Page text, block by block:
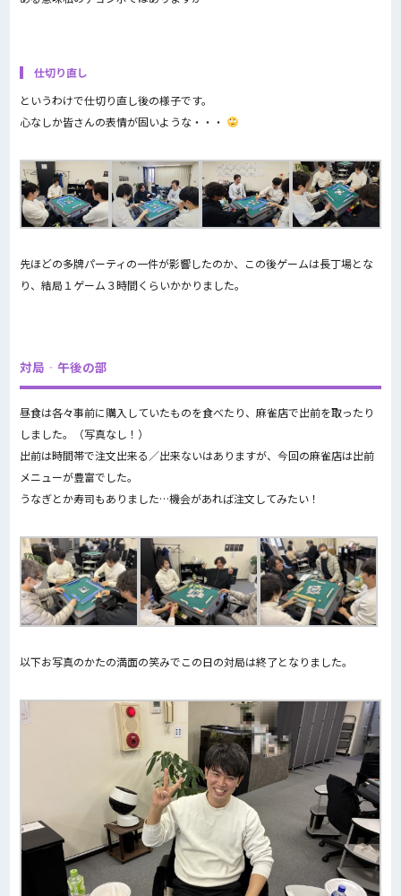
仕切り直し
というわけで仕切り直し後の様子です。
心なしか皆さんの表情が固いような・・・
先ほどの多牌パーティの一件が影響したのか、この後ゲームは長丁場とな
り、結局１ゲーム３時間くらいかかりました。
対局‐午後の部
昼食は各々事前に購入していたものを食べたり、麻雀店で出前を取ったり
しました。（写真なし！）
出前は時間帯で注文出来る／出来ないはありますが、今回の麻雀店は出前
メニューが豊富でした。
うなぎとか寿司もありました…機会があれば注文してみたい！
以下お写真のかたの満面の笑みでこの日の対局は終了となりました。